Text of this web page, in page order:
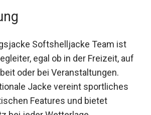
egal ob in der Freizeit,
Arbeit oder bei
Diese hochfunktionale Jacke
Design mit praktischen
optimalen Schutz bei jeder